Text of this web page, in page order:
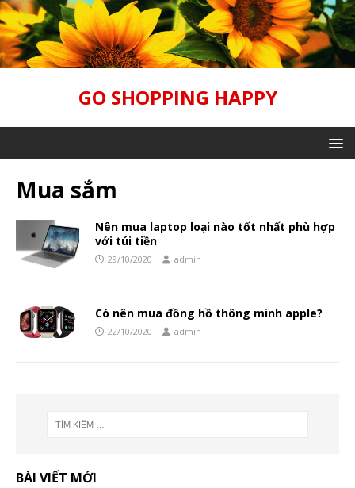
GO SHOPPING HAPPY
Mua sắm
Nên mua laptop loại nào tốt nhất phù hợp
với túi tiền
29/10/2020 admin
Có nên mua đồng hồ thông minh apple?
22/10/2020 admin
BÀI VIẾT MỚI